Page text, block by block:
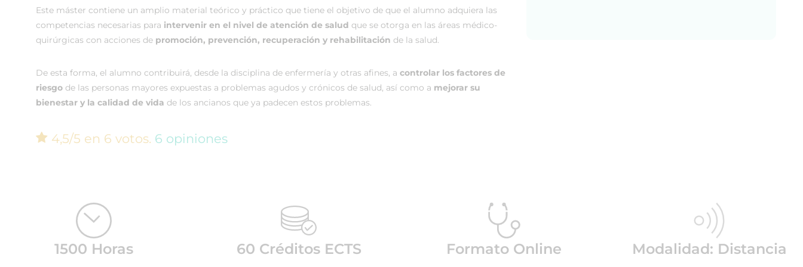
Este máster contiene un amplio material teórico y práctico que tiene el objetivo de que el alumno adquiera las
competencias necesarias para intervenir en el nivel de atención de salud que se otorga en las áreas médico-
quirúrgicas con acciones de promoción, prevención, recuperación y rehabilitación de la salud.
De esta forma, el alumno contribuirá, desde la disciplina de enfermería y otras afines, a controlar los factores de
riesgo de las personas mayores expuestas a problemas agudos y crónicos de salud, así como a mejorar su
bienestar y la calidad de vida de los ancianos que ya padecen estos problemas.
4,5/5 en 6 votos. 6 opiniones
1500 Horas 60 Créditos ECTS Formato Online Modalidad: Distancia